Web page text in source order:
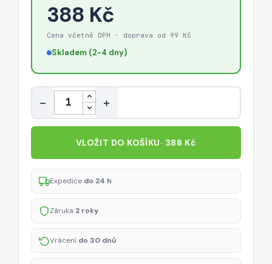
388 Kč
Cena včetně DPH · doprava od 99 Kč
Skladem (2-4 dny)
Množství
− +
VLOŽIT DO KOŠÍKU· 388 Kč
Expedice do 24 h
Záruka 2 roky
Vrácení do 30 dnů